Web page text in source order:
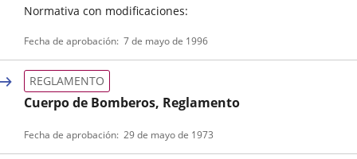
Normativa con modificaciones:
de
normativa
boletin
Fecha de aprobación 7 de mayo de 1996
Cuerpo de Bomberos, Reglamento
de
normativa
REGLAMENTO
Fecha de aprobación 29 de mayo de 1973